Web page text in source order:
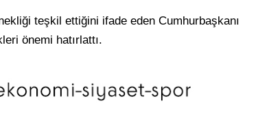
teşkil ettiğini ifade eden Cumhurbaşkanı
önemi hatırlattı.